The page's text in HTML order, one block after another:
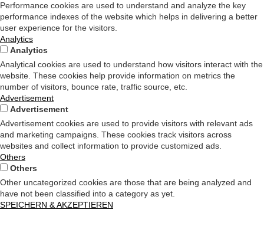
Performance cookies are used to understand and analyze the key
performance indexes of the website which helps in delivering a better
user experience for the visitors.
Analytics
Analytics
Analytical cookies are used to understand how visitors interact with the
website. These cookies help provide information on metrics the
number of visitors, bounce rate, traffic source, etc.
Advertisement
Advertisement
Advertisement cookies are used to provide visitors with relevant ads
and marketing campaigns. These cookies track visitors across
websites and collect information to provide customized ads.
Others
Others
Other uncategorized cookies are those that are being analyzed and
have not been classified into a category as yet.
SPEICHERN & AKZEPTIEREN